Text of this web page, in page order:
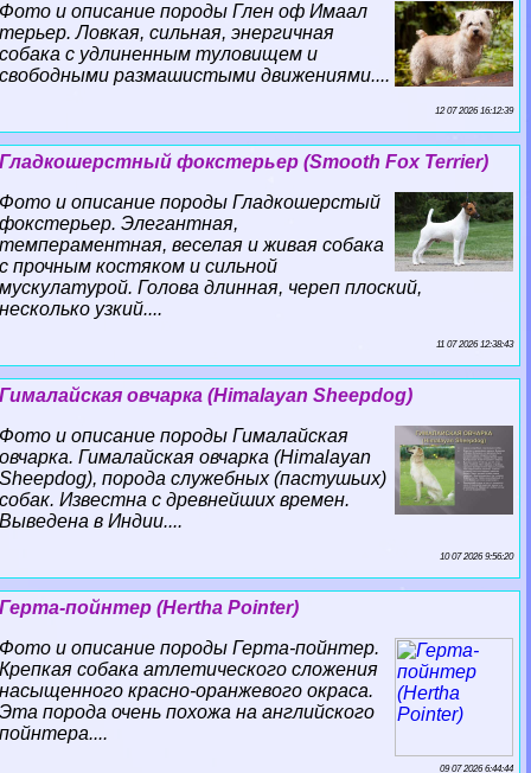
Фото и описание породы Глен оф Имаал
терьер. Ловкая, сильная, энергичная
собака с удлиненным туловищем и
свободными размашистыми движениями....
12 07 2026 16:12:39
Гладкошерстный фокстерьер (Smooth Fox Terrier)
Фото и описание породы Гладкошерстый
фокстерьер. Элегантная,
темпераментная, веселая и живая собака
с прочным костяком и сильной
мускулатурой. Голова длинная, череп плоский,
несколько узкий....
11 07 2026 12:38:43
Гималайская овчарка (Himalayan Sheepdog)
Фото и описание породы Гималайская
овчарка. Гималайская овчарка (Himalayan
Sheepdog), порода служебных (пастушьих)
собак. Известна с древнейших времен.
Выведена в Индии....
10 07 2026 9:56:20
Герта-пойнтер (Hertha Pointer)
Фото и описание породы Герта-пойнтер.
Крепкая собака атлетического сложения
насыщенного красно-оранжевого окраса.
Эта порода очень похожа на английского
пойнтера....
09 07 2026 6:44:44